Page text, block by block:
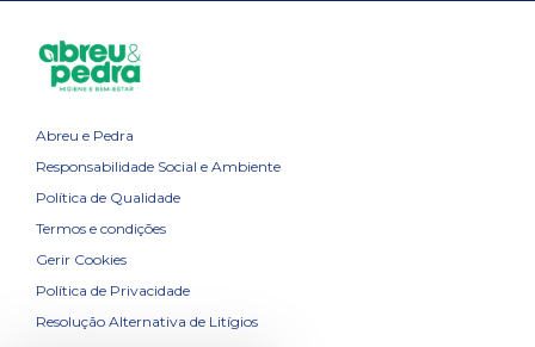
Abreu e Pedra
Responsabilidade Social e Ambiente
Política de Qualidade
Termos e condições
Gerir Cookies
Política de Privacidade
Resolução Alternativa de Litígios